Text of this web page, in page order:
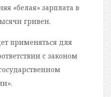
«белая» зарплата в
гривен.
применяться для
с законом